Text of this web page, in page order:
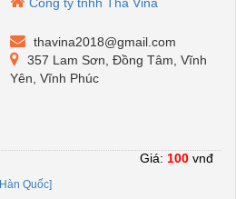
Công ty tnhh Tha Vina
thavina2018@gmail.com
357 Lam Sơn, Đồng Tâm, Vĩnh
Yên, Vĩnh Phúc
Hàn Quốc]
Giá: 100 vnđ